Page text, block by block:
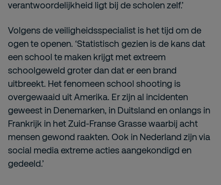
verantwoordelijkheid ligt bij de scholen zelf.’
Volgens de veiligheidsspecialist is het tijd om de
ogen te openen. ‘Statistisch gezien is de kans dat
een school te maken krijgt met extreem
schoolgeweld groter dan dat er een brand
uitbreekt. Het fenomeen school shooting is
overgewaaid uit Amerika. Er zijn al incidenten
geweest in Denemarken, in Duitsland en onlangs in
Frankrijk in het Zuid-Franse Grasse waarbij acht
mensen gewond raakten. Ook in Nederland zijn via
social media extreme acties aangekondigd en
gedeeld.’